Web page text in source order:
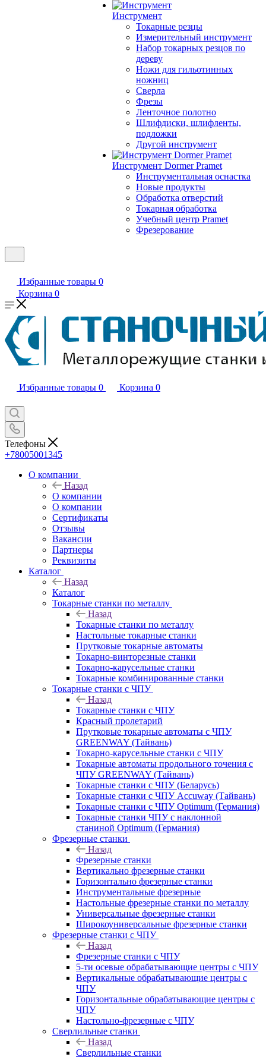
Инструмент
Токарные резцы
Измерительный инструмент
Набор токарных резцов по
дереву
Ножи для гильотинных
ножниц
Сверла
Фрезы
Ленточное полотно
Шлифдиски, шлифленты,
подложки
Другой инструмент
Инструмент Dormer Pramet
Инструментальная оснастка
Новые продукты
Обработка отверстий
Токарная обработка
Учебный центр Pramet
Фрезерование
Избранные товары 0
Корзина 0
Избранные товары 0 Корзина 0
Телефоны
+78005001345
О компании
Назад
О компании
О компании
Сертификаты
Отзывы
Вакансии
Партнеры
Реквизиты
Каталог
Назад
Каталог
Токарные станки по металлу
Назад
Токарные станки по металлу
Настольные токарные станки
Прутковые токарные автоматы
Токарно-винторезные станки
Токарно-карусельные станки
Токарные комбинированные станки
Токарные станки с ЧПУ
Назад
Токарные станки с ЧПУ
Красный пролетарий
Прутковые токарные автоматы с ЧПУ
GREENWAY (Тайвань)
Токарно-карусельные станки с ЧПУ
Токарные автоматы продольного точения с
ЧПУ GREENWAY (Тайвань)
Токарные станки с ЧПУ (Беларусь)
Токарные станки с ЧПУ Accuway (Тайвань)
Токарные станки с ЧПУ Optimum (Германия)
Токарные станки ЧПУ с наклонной
станиной Optimum (Германия)
Фрезерные станки
Назад
Фрезерные станки
Вертикально фрезерные станки
Горизонтально фрезерные станки
Инструментальные фрезерные
Настольные фрезерные станки по металлу
Универсальные фрезерные станки
Широкоуниверсальные фрезерные станки
Фрезерные станки с ЧПУ
Назад
Фрезерные станки с ЧПУ
5-ти осевые обрабатывающие центры с ЧПУ
Вертикальные обрабатывающие центры с
ЧПУ
Горизонтальные обрабатывающие центры с
ЧПУ
Настольно-фрезерные с ЧПУ
Сверлильные станки
Назад
Сверлильные станки